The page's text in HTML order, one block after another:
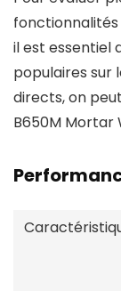
fonctionnalités
il est essentiel
populaires sur
directs, on
B650M Mortar